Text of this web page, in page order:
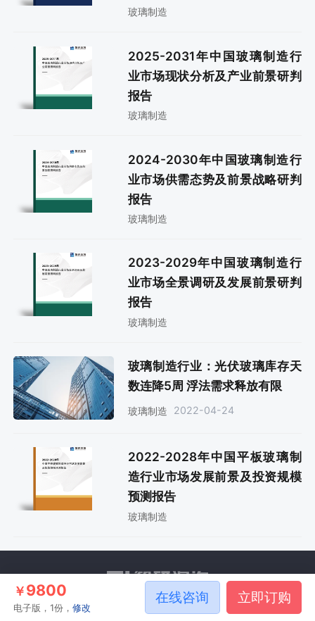
玻璃制造
2025-2031年中国玻璃制造行
业市场现状分析及产业前景研判
报告
玻璃制造
2024-2030年中国玻璃制造行
业市场供需态势及前景战略研判
报告
玻璃制造
2023-2029年中国玻璃制造行
业市场全景调研及发展前景研判
报告
玻璃制造
玻璃制造行业：光伏玻璃库存天
数连降5周 浮法需求释放有限
玻璃制造 2022-04-24
2022-2028年中国平板玻璃制
造行业市场发展前景及投资规模
预测报告
玻璃制造
￥9800
电子版，1份，修改
在线咨询 立即订购
关于我们 智研产研中心 联系方式